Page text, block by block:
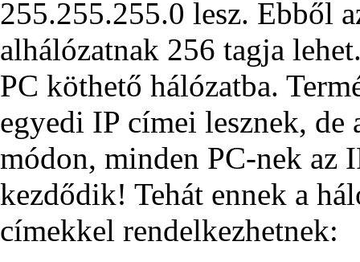
255.255.255.0 lesz. Ebből
alhálózatnak 256 tagja
PC köthető hálózatba.
egyedi IP címei lesznek, de
módon, minden PC-nek az
kezdődik! Tehát ennek a
címekkel rendelkezhetnek: